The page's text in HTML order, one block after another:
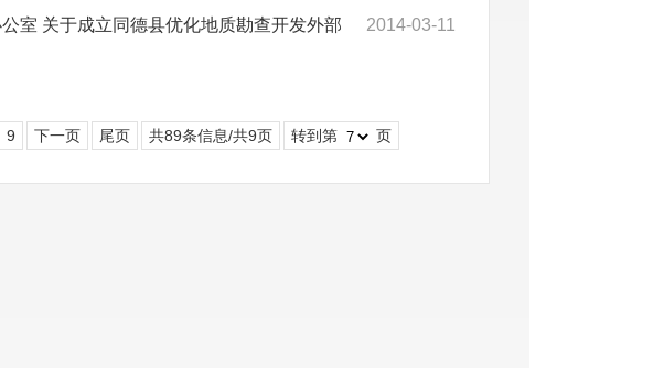
2014-03-11
室 关于成立同德县优化地质勘查开发外部
9 下一页 尾页 共89条信息/共9页 转到第 页